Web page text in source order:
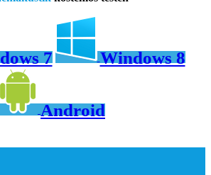
7 Windows 8
Android